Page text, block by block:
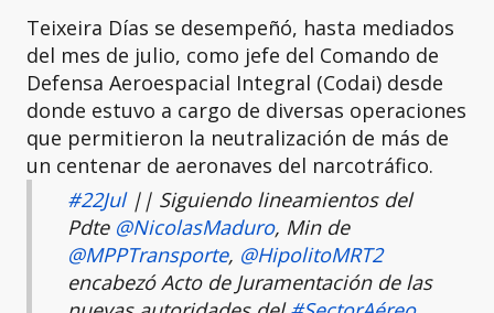
Teixeira Días se desempeñó, hasta mediados
del mes de julio, como jefe del Comando de
Defensa Aeroespacial Integral (Codai) desde
donde estuvo a cargo de diversas operaciones
que permitieron la neutralización de más de
un centenar de aeronaves del narcotráfico.
#22Jul|| Siguiendo lineamientos del
Pdte @NicolasMaduro, Min de
@MPPTransporte, @HipolitoMRT2
encabezó Acto de Juramentación de las